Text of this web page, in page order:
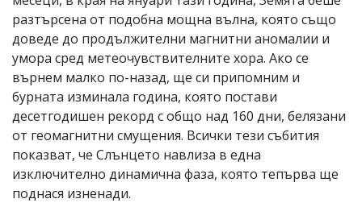
разтърсена от подобна мощна вълна, която също
доведе до продължителни магнитни аномалии и
умора сред метеочувствителните хора. Ако се
върнем малко по-назад, ще си припомним и
бурната изминала година, която постави
десетгодишен рекорд с общо над 160 дни, белязани
от геомагнитни смущения. Всички тези събития
показват, че Слънцето навлиза в една
изключително динамична фаза, която тепърва ще
поднася изненади.